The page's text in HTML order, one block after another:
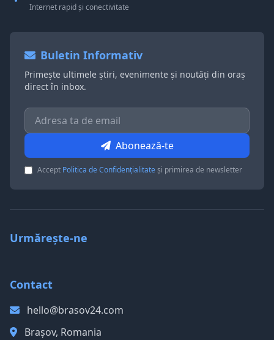
Internet rapid și conectivitate
Buletin Informativ
Primește ultimele știri, evenimente și noutăți din oraș
direct în inbox.
Abonează-te
Accept Politica de Confidențialitateși primirea de newsletter
Urmărește-ne
Contact
hello@brasov24.com
Brașov, Romania